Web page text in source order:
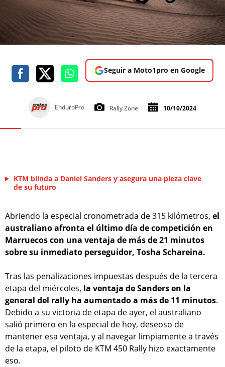
Seguir a Moto1pro en Google
EnduroPro Rally Zone 10/10/2024
KTM blinda a Daniel Sanders y asegura una pieza clave
de su futuro
Abriendo la especial cronometrada de 315 kilómetros, el
australiano afronta el último día de competición en
Marruecos con una ventaja de más de 21 minutos
sobre su inmediato perseguidor, Tosha Schareina.
Tras las penalizaciones impuestas después de la tercera
etapa del miércoles, la ventaja de Sanders en la
general del rally ha aumentado a más de 11 minutos.
Debido a su victoria de etapa de ayer, el australiano
salió primero en la especial de hoy, deseoso de
mantener esa ventaja, y al navegar limpiamente a través
de la etapa, el piloto de KTM 450 Rally hizo exactamente
eso.